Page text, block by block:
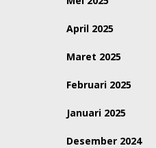
April 2025
Maret 2025
Februari 2025
Januari 2025
Desember 2024